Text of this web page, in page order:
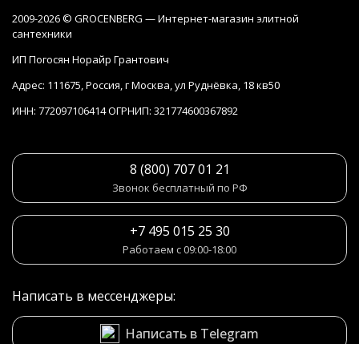
2009-2026 © GROCENBERG — Интернет-магазин элитной
сантехники
ИП Погосян Норайр Грантович
Адрес: 111675, Россия, г Москва, ул Руднёвка, 18 кв50
ИНН: 772097106414 ОГРНИП: 321774600367892
8 (800) 707 01 21
Звонок бесплатный по РФ
+7 495 015 25 30
Работаем с 09:00-18:00
Написать в мессенджеры:
Написать в Telegram